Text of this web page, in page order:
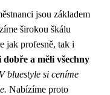
jsou základem
širokou škálu
jak profesně, tak i
dobře a měli všechny
V bluestyle si ceníme
Nabízíme proto